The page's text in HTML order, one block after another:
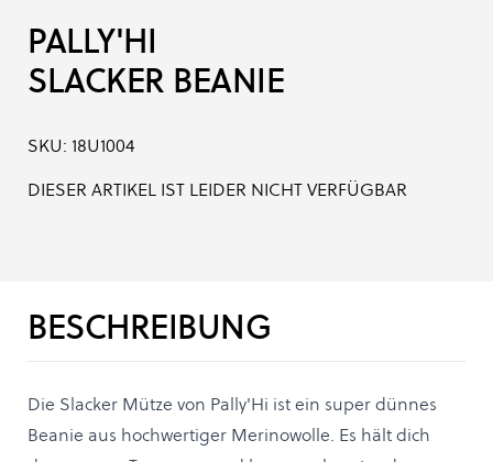
PALLY'HI
SLACKER BEANIE
SKU: 18U1004
DIESER ARTIKEL IST LEIDER NICHT VERFÜGBAR
BESCHREIBUNG
Die Slacker Mütze von Pally'Hi ist ein super dünnes
Beanie aus hochwertiger Merinowolle. Es hält dich